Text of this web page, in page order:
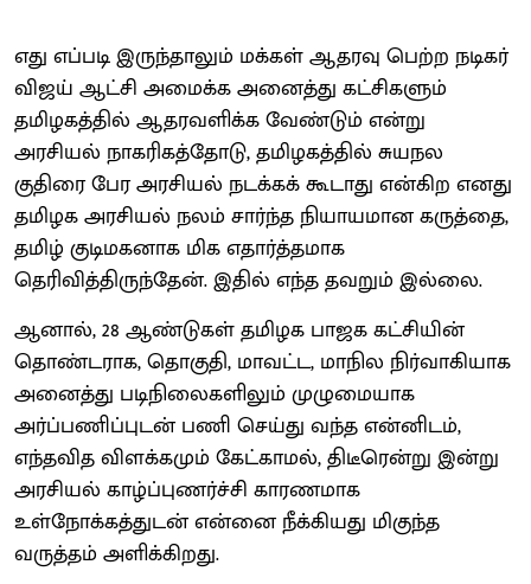
எது எப்படி இருந்தாலும் மக்கள் ஆதரவு பெற்ற நடிகர்
விஜய் ஆட்சி அமைக்க அனைத்து கட்சிகளும்
தமிழகத்தில் ஆதரவளிக்க வேண்டும் என்று
அரசியல் நாகரிகத்தோடு, தமிழகத்தில் சுயநல
குதிரை பேர அரசியல் நடக்கக் கூடாது என்கிற எனது
தமிழக அரசியல் நலம் சார்ந்த நியாயமான கருத்தை,
தமிழ் குடிமகனாக மிக எதார்த்தமாக
தெரிவித்திருந்தேன். இதில் எந்த தவறும் இல்லை.
ஆனால், 28 ஆண்டுகள் தமிழக பாஜக கட்சியின்
தொண்டராக, தொகுதி, மாவட்ட, மாநில நிர்வாகியாக
அனைத்து படிநிலைகளிலும் முழுமையாக
அர்ப்பணிப்புடன் பணி செய்து வந்த என்னிடம்,
எந்தவித விளக்கமும் கேட்காமல், திடீரென்று இன்று
அரசியல் காழ்ப்புணர்ச்சி காரணமாக
உள்நோக்கத்துடன் என்னை நீக்கியது மிகுந்த
வருத்தம் அளிக்கிறது.